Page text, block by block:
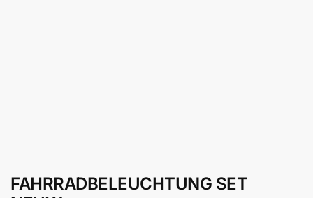
FAHRRADBELEUCHTUNG SET